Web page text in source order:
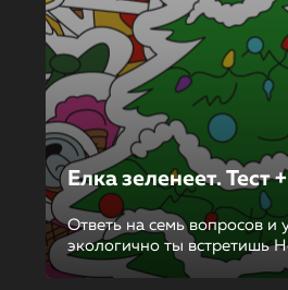
Елка зеленеет. Тест
Ответь на семь вопросов и
экологично ты встретишь